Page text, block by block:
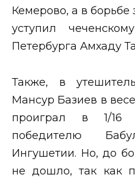
Кемерово, а в
уступил
Петербурга Амхаду
Также, в
Мансур Базиев в
проиграл в 1/16
победителю
Ингушетии. Но, до
не дошло, так как